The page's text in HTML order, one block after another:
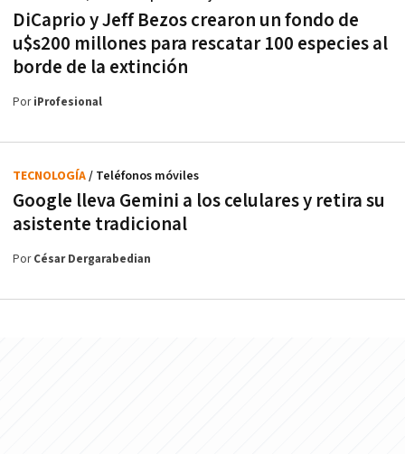
DiCaprio y Jeff Bezos crearon un fondo de
u$s200 millones para rescatar 100 especies al
borde de la extinción
PoriProfesional
Google lleva Gemini a los celulares y retira su
asistente tradicional
TECNOLOGÍA/ Teléfonos móviles
PorCésar Dergarabedian